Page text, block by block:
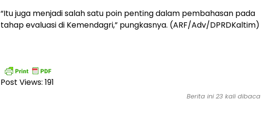
“Itu juga menjadi salah satu poin penting dalam pembahasan pada
tahap evaluasi di Kemendagri,” pungkasnya. (ARF/Adv/DPRDKaltim)
Post Views: 191
Berita ini 23 kali dibaca